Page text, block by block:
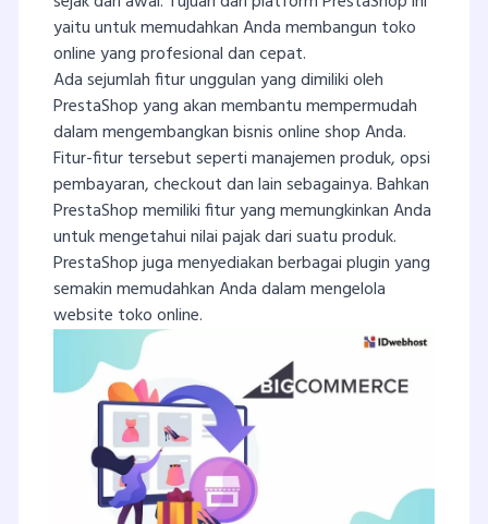
yaitu untuk memudahkan Anda membangun toko
online yang profesional dan cepat.
Ada sejumlah fitur unggulan yang dimiliki oleh
PrestaShop yang akan membantu mempermudah
dalam mengembangkan bisnis online shop Anda.
Fitur-fitur tersebut seperti manajemen produk, opsi
pembayaran, checkout dan lain sebagainya. Bahkan
PrestaShop memiliki fitur yang memungkinkan Anda
untuk mengetahui nilai pajak dari suatu produk.
PrestaShop juga menyediakan berbagai plugin yang
semakin memudahkan Anda dalam mengelola
website toko online.